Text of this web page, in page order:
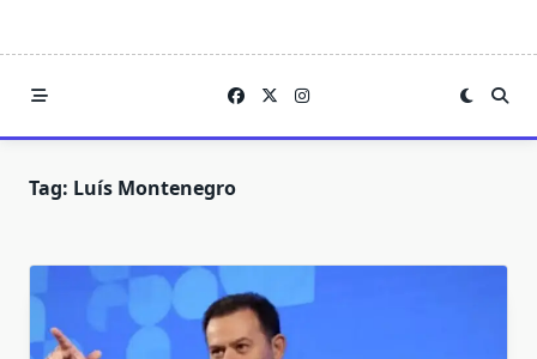
Tag: Luís Montenegro